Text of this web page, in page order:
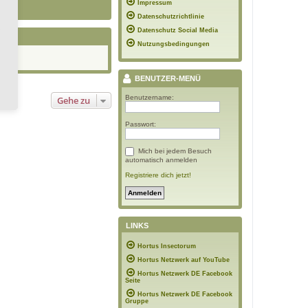
Gehe zu
Impressum
Datenschutzrichtlinie
Datenschutz Social Media
Nutzungsbedingungen
BENUTZER-MENÜ
Benutzername:
Passwort:
Mich bei jedem Besuch
automatisch anmelden
Registriere dich jetzt!
LINKS
Hortus Insectorum
Hortus Netzwerk auf YouTube
Hortus Netzwerk DE Facebook
Seite
Hortus Netzwerk DE Facebook
Gruppe